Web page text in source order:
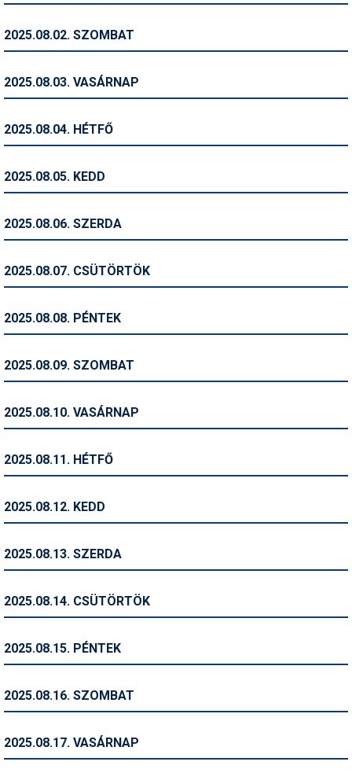
Ingatlan
Kerékpár
Magazinok
Pályázatok
Síbérletárak
Sífelszerelés
Símánia
Síszerviz
2025.08.02. SZOMBAT
2025.08.03. VASÁRNAP
2025.08.04. HÉTFŐ
2025.08.05. KEDD
2025.08.06. SZERDA
2025.08.07. CSÜTÖRTÖK
2025.08.08. PÉNTEK
2025.08.09. SZOMBAT
2025.08.10. VASÁRNAP
2025.08.11. HÉTFŐ
2025.08.12. KEDD
2025.08.13. SZERDA
2025.08.14. CSÜTÖRTÖK
2025.08.15. PÉNTEK
2025.08.16. SZOMBAT
2025.08.17. VASÁRNAP